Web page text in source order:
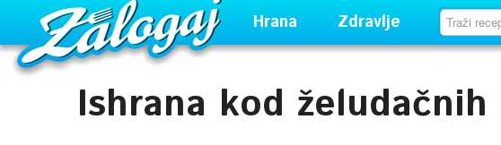
Hrana Zdravlje
Ishrana kod